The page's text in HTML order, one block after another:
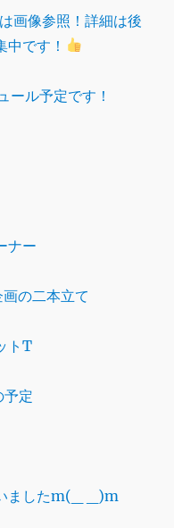
画像参照！詳細は後
です！
ル予定です！
ナー
の二本立て
トT
予定
ましたm(_ _)m